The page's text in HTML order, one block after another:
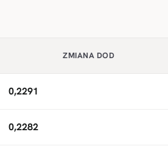
ZMIANA DOD
0,2291
0,2282